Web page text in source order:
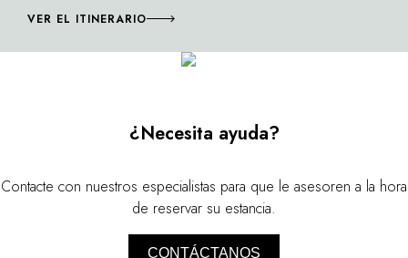
¿Necesita ayuda?
Contacte con nuestros especialistas para que le asesoren a la hora
de reservar su estancia.
CONTÁCTANOS
noches locas y los placeres del mar.
VER EL ITINERARIO